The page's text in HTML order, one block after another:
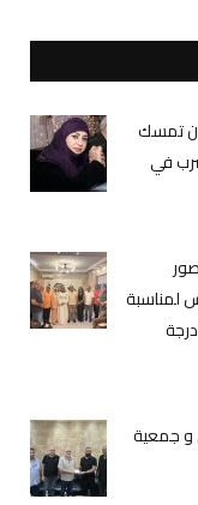
تمسك
في
لمناسبة
و جمعية